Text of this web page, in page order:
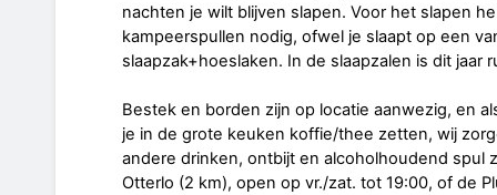
nachten je wilt blijven slapen. Voor het slapen
kampeerspullen nodig, ofwel je slaapt op een
slaapzak+hoeslaken. In de slaapzalen is dit jaar
Bestek en borden zijn op locatie aanwezig, en
je in de grote keuken koffie/thee zetten, wij
andere drinken, ontbijt en alcoholhoudend spul
Otterlo (2 km), open op vr./zat. tot 19:00, of de